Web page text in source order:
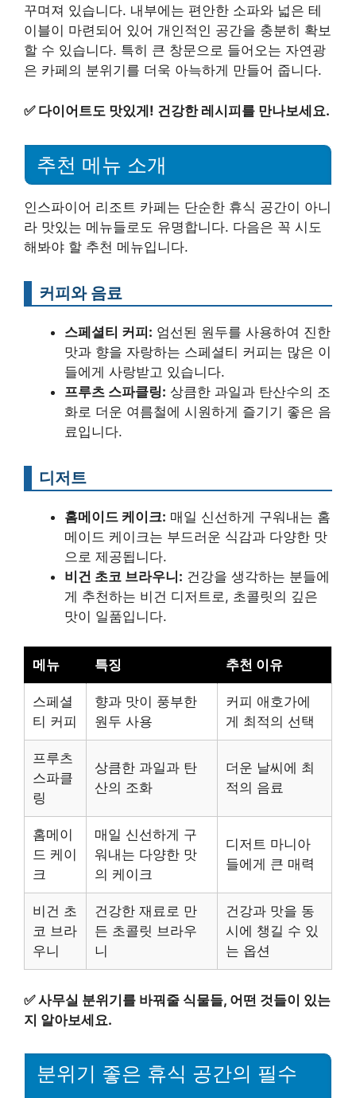
꾸며져 있습니다. 내부에는 편안한 소파와 넓은 테
이블이 마련되어 있어 개인적인 공간을 충분히 확보
할 수 있습니다. 특히 큰 창문으로 들어오는 자연광
은 카페의 분위기를 더욱 아늑하게 만들어 줍니다.
✅ 다이어트도 맛있게! 건강한 레시피를 만나보세요.
추천 메뉴 소개
인스파이어 리조트 카페는 단순한 휴식 공간이 아니
라 맛있는 메뉴들로도 유명합니다. 다음은 꼭 시도
해봐야 할 추천 메뉴입니다.
커피와 음료
스페셜티 커피: 엄선된 원두를 사용하여 진한
맛과 향을 자랑하는 스페셜티 커피는 많은 이
들에게 사랑받고 있습니다.
프루츠 스파클링: 상큼한 과일과 탄산수의 조
화로 더운 여름철에 시원하게 즐기기 좋은 음
료입니다.
디저트
홈메이드 케이크: 매일 신선하게 구워내는 홈
메이드 케이크는 부드러운 식감과 다양한 맛
으로 제공됩니다.
비건 초코 브라우니: 건강을 생각하는 분들에
게 추천하는 비건 디저트로, 초콜릿의 깊은
맛이 일품입니다.
메뉴 특징 추천 이유
스페셜
티 커피
향과 맛이 풍부한
원두 사용
커피 애호가에
게 최적의 선택
프루츠
스파클
링
상큼한 과일과 탄
산의 조화
더운 날씨에 최
적의 음료
홈메이
드 케이
크
매일 신선하게 구
워내는 다양한 맛
의 케이크
디저트 마니아
들에게 큰 매력
비건 초
코 브라
우니
건강한 재료로 만
든 초콜릿 브라우
니
건강과 맛을 동
시에 챙길 수 있
는 옵션
✅사무실 분위기를 바꿔줄 식물들, 어떤 것들이 있는
지 알아보세요.
분위기 좋은 휴식 공간의 필수